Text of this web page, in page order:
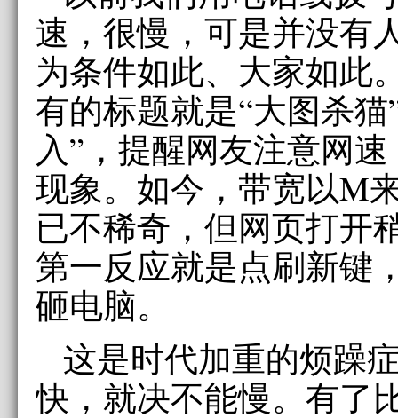
速，很慢，可是并没有
为条件如此、大家如此
有的标题就是“大图杀猫
入”，提醒网友注意网
现象。如今，带宽以M
已不稀奇，但网页打开
第一反应就是点刷新键
砸电脑。
这是时代加重的烦躁
快，就决不能慢。有了